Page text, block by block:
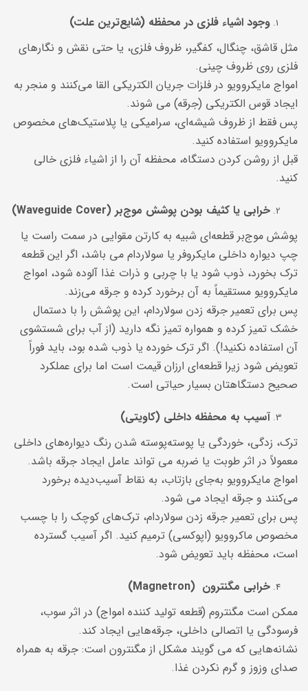
وجود اشیاء فلزی در محفظه (شایع‌ترین علت)
مثل قاشق، چنگال، کفگیر، ظروف فلزی، یا حتی نقش و نگارهای
فلزی روی ظروف چینی.
امواج مایکروویو در فلزات جریان الکتریکی القا می‌کنند و منجر به
ایجاد قوس الکتریکی (جرقه) می شوند.
پس فقط از ظروف شیشه‌ای، سرامیکی یا پلاستیک‌های مخصوص
مایکروویو استفاده کنید.
قبل از روشن کردن دستگاه، محفظه آن را از اشیاء فلزی خالی
کنید.
خرابی یا کثیف بودن پوشش موج‌بر (Waveguide Cover)
پوشش موج‌بر قطعه‌ای شبیه به کارتن مقوایی در سمت راست یا
چپ دیواره داخلی مایکروفر یا سولاردام می باشد، اگر این قطعه
ترک بخورد، ذوب شود یا با چربی و ذرات غذا آلوده شود، امواج
مایکروویو مستقیماً به آن برخورد کرده و جرقه می‌زند.
پس برای تعمیر جرقه زدن سولاردام، این پوشش را با دستمال
خشک تمیز کرده و همواره تمیز نگه دارید (از آب برای شستشوی
آن استفاده نکنید!). اگر ترک خورده یا ذوب شده بود، باید فوراً
تعویض شود زیرا قطعه‌ای ارزان قیمت است اما برای عملکرد
صحیح دستگاهتان بسیار حیاتی است.
آسیب به محفظه داخلی (کاویتی)
ترک، زدگی، خوردگی یا پوسته‌پوسته شدن رنگ دیواره‌های داخلی
معمولاً در اثر طوبت یا ضربه می تواند عامل ایجاد جرقه باشد.
امواج مایکروویو به‌جای بازتاب، به نقاط آسیب‌دیده برخورد
می‌کنند و جرقه ایجاد می شود.
پس برای تعمیر جرقه زدن سولاردام، ترک‌های کوچک را با چسب
مخصوص ماکروویو (اپوکسی) ترمیم کنید. اگر آسیب گسترده
است، محفظه باید تعویض شود.
خرابی مگنترون (Magnetron)
ممکن است مگنتروم (قطعه تولید کننده امواج) در اثر سوب،
فرسودگی یا اتصالی داخلی، جرقه‌هایی ایجاد ‌کند.
نشانه‌هایی که می گویند مشکل از مگنترون است: جرقه به همراه
صدای وزوز و گرم نکردن غذا.